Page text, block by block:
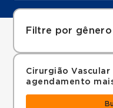
Filtre por gênero
Cirurgião
agendamento